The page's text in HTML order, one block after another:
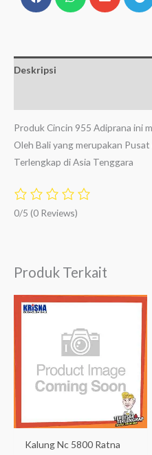
Deskripsi
Produk Cincin 955 Adiprana ini
Oleh Bali yang merupakan
Terlengkap di Asia Tenggara
0/5 (0 Reviews)
Produk Terkait
Kalung Nc 5800 Ratna